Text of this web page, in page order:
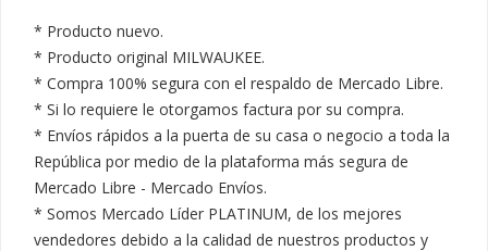
* Producto nuevo.
* Producto original MILWAUKEE.
* Compra 100% segura con el respaldo de Mercado Libre.
* Si lo requiere le otorgamos factura por su compra.
* Envíos rápidos a la puerta de su casa o negocio a toda la
República por medio de la plataforma más segura de
Mercado Libre - Mercado Envíos.
* Somos Mercado Líder PLATINUM, de los mejores
vendedores debido a la calidad de nuestros productos y